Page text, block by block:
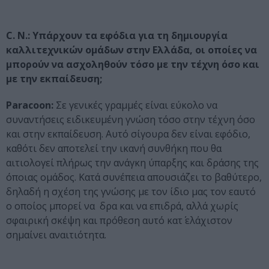
C. N.: Υπάρχουν τα εφόδια για τη δημιουργία
καλλιτεχνικών ομάδων στην Ελλάδα, οι οποίες να
μπορούν να ασχοληθούν τόσο με την τέχνη όσο και
με την εκπαίδευση;
Paracoon: Σε γενικές γραμμές είναι εύκολο να
συναντήσεις ειδικευμένη γνώση τόσο στην τέχνη όσο
και στην εκπαίδευση. Αυτό σίγουρα δεν είναι εφόδιο,
καθότι δεν αποτελεί την ικανή συνθήκη που θα
αιτιολογεί πλήρως την ανάγκη ύπαρξης και δράσης της
όποιας ομάδος. Κατά συνέπεια απουσιάζει το βαθύτερο,
δηλαδή η σχέση της γνώσης με τον ίδιο μας τον εαυτό
ο οποίος μπορεί να δρα και να επιδρά, αλλά χωρίς
σφαιρική σκέψη και πρόθεση αυτό κατ΄ ελάχιστον
σημαίνει αναιτιότητα.